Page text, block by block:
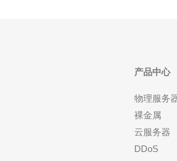
产品中心
物理服务
裸金属
云服务器
DDoS